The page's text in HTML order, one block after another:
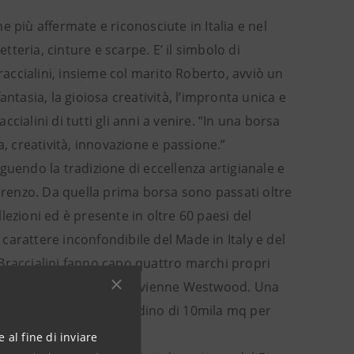
al fine di inviare
più affermate e riconosciute in Italia e nel
cinture e scarpe. E’ il simbolo di
insieme col marito Roberto, avviò un
la gioiosa creatività, l’impronta unica e
di tutti gli anni a venire. “In una borsa
creatività, innovazione e passione.”
la tradizione di eccellenza artigianale e
Da quella prima borsa sono passati oltre
ed è presente in oltre 60 paesi del
inconfondibile del Made in Italy e del
fanno capo quattro marchi propri
Ducati, Gherardini, Vivienne Westwood. Una
uno stabilimento-giardino di 10mila mq per
relax, etc.